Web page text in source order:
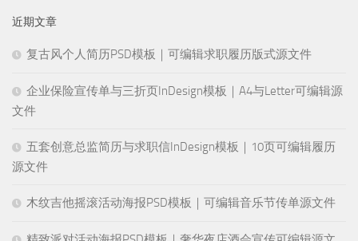
近期文章
复古风个人简历PSD模板｜可编辑求职履历版式源文件
企业保险宣传单与三折页InDesign模板｜A4与Letter可编辑源
文件
五套创意总监简历与求职信InDesign模板｜10页可编辑履历
源文件
木纹吉他摇滚活动海报PSD模板｜可编辑音乐节传单源文件